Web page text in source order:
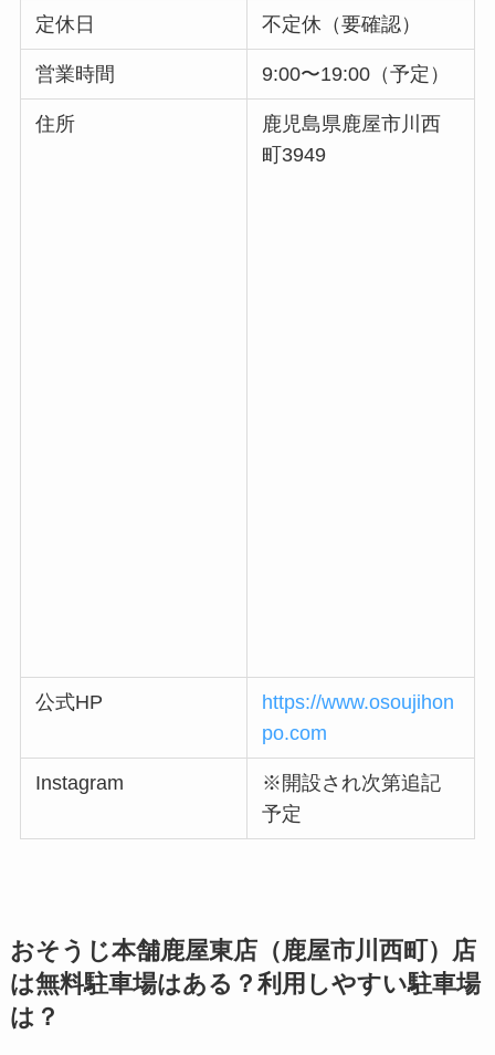
定休日 不定休（要確認）
営業時間 9:00〜19:00（予定）
住所
鹿児島県鹿屋市川西
町3949
公式HP
https://www.osoujihon
po.com
Instagram
※開設され次第追記
予定
おそうじ本舗鹿屋東店（鹿屋市川西町）店
は無料駐車場はある？利用しやすい駐車場
は？